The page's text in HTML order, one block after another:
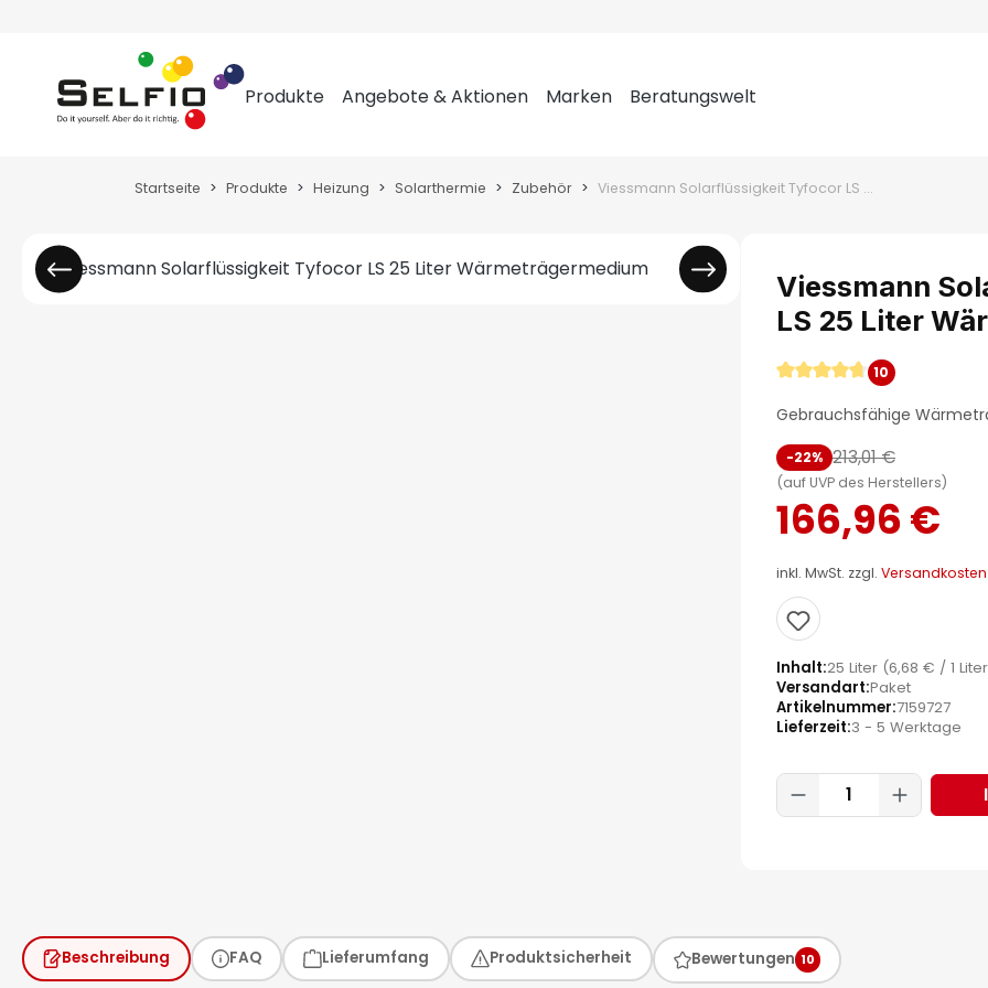
Produkte Angebote & Aktionen Marken Beratungswelt
Startseite Produkte Heizung Solarthermie Zubehör Viessmann Solarflüssigkeit Tyfocor LS 25 Liter Wärmeträgermedium
Bildergalerie überspringen
Viessmann
LS 25 Liter
Durchschnittliche
10
Gebrauchsfähige
-22% 213,01 €
(auf UVP des Herstellers)
166,96 €
inkl. MwSt. zzgl. Versandkosten
Inhalt 25 Liter (6,68 € / 1
Versandart Paket
Artikelnummer 7159727
Lieferzeit 3 - 5 Werktage
Produkt
Beschreibung FAQ Lieferumfang Produktsicherheit Bewertungen 10